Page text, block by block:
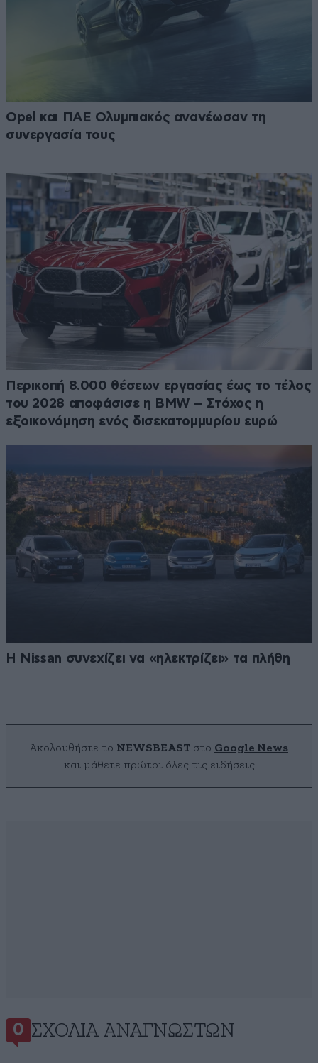
Opel και ΠΑΕ Ολυμπιακός ανανέωσαν τη
συνεργασία τους
Περικοπή 8.000 θέσεων εργασίας έως το τέλος
του 2028 αποφάσισε η BMW – Στόχος η
εξοικονόμηση ενός δισεκατομμυρίου ευρώ
Η Nissan συνεχίζει να «ηλεκτρίζει» τα πλήθη
Ακολουθήστε το NEWSBEAST στο Google News
και μάθετε πρώτοι όλες τις ειδήσεις
0 ΣΧΌΛΙΑ ΑΝΑΓΝΩΣΤΏΝ